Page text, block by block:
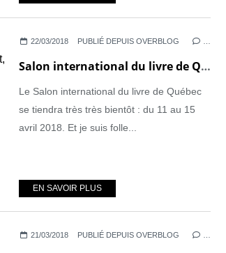
22/03/2018 PUBLIÉ DEPUIS OVERBLOG
Salon international du livre de Québec 2018. Éric-Emmanuel Schmitt, président d'honneur
Le Salon international du livre de Québec
se tiendra très très bientôt : du 11 au 15
avril 2018. Et je suis folle...
EN SAVOIR PLUS
21/03/2018 PUBLIÉ DEPUIS OVERBLOG